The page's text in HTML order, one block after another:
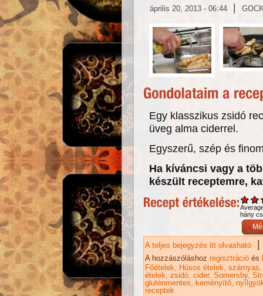
április 20, 2013 - 06:44 |
Egy klasszikus zsidó
üveg alma ciderrel.
Egyszerű, szép és
Ha kíváncsi vagy a
készült receptemre,
hány
A teljes bejegyzés itt olvasható |
A hozzászóláshoz regisztráció és
Főételek
Húsos ételek szárnyas
ételek zsidó cider Somersby
gluténmentes
keményítő
receptek